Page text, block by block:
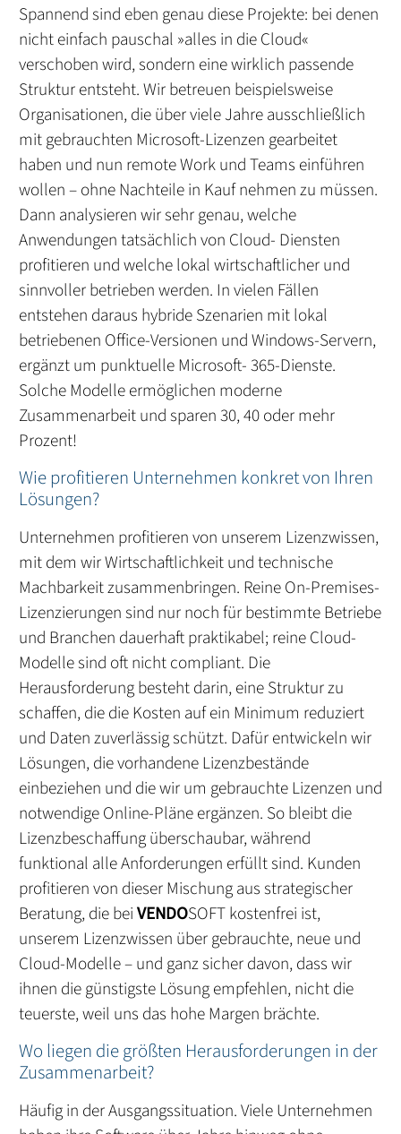
Spannend sind eben genau diese Projekte: bei denen
nicht einfach pauschal »alles in die Cloud«
verschoben wird, sondern eine wirklich passende
Struktur entsteht. Wir betreuen beispielsweise
Organisationen, die über viele Jahre ausschließlich
mit gebrauchten Microsoft-Lizenzen gearbeitet
haben und nun remote Work und Teams einführen
wollen – ohne Nachteile in Kauf nehmen zu müssen.
Dann analysieren wir sehr genau, welche
Anwendungen tatsächlich von Cloud- Diensten
profitieren und welche lokal wirtschaftlicher und
sinnvoller betrieben werden. In vielen Fällen
entstehen daraus hybride Szenarien mit lokal
betriebenen Office-Versionen und Windows-Servern,
ergänzt um punktuelle Microsoft- 365-Dienste.
Solche Modelle ermöglichen moderne
Zusammenarbeit und sparen 30, 40 oder mehr
Prozent!
Wie profitieren Unternehmen konkret von Ihren
Lösungen?
Unternehmen profitieren von unserem Lizenzwissen,
mit dem wir Wirtschaftlichkeit und technische
Machbarkeit zusammenbringen. Reine On-Premises-
Lizenzierungen sind nur noch für bestimmte Betriebe
und Branchen dauerhaft praktikabel; reine Cloud-
Modelle sind oft nicht compliant. Die
Herausforderung besteht darin, eine Struktur zu
schaffen, die die Kosten auf ein Minimum reduziert
und Daten zuverlässig schützt. Dafür entwickeln wir
Lösungen, die vorhandene Lizenzbestände
einbeziehen und die wir um gebrauchte Lizenzen und
notwendige Online-Pläne ergänzen. So bleibt die
Lizenzbeschaffung überschaubar, während
funktional alle Anforderungen erfüllt sind. Kunden
profitieren von dieser Mischung aus strategischer
Beratung, die beiVENDOSOFT kostenfrei ist,
unserem Lizenzwissen über gebrauchte, neue und
Cloud-Modelle – und ganz sicher davon, dass wir
ihnen die günstigste Lösung empfehlen, nicht die
teuerste, weil uns das hohe Margen brächte.
Wo liegen die größten Herausforderungen in der
Zusammenarbeit?
Häufig in der Ausgangssituation. Viele Unternehmen